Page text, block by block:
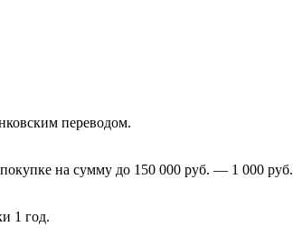
переводом.
на сумму до 150 000 руб. — 1 000 руб.
1 год.